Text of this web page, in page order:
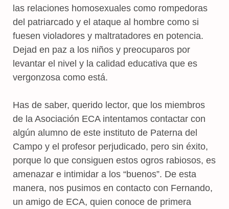
las relaciones homosexuales como rompedoras
del patriarcado y el ataque al hombre como si
fuesen violadores y maltratadores en potencia.
Dejad en paz a los niños y preocuparos por
levantar el nivel y la calidad educativa que es
vergonzosa como está.
Has de saber, querido lector, que los miembros
de la Asociación ECA intentamos contactar con
algún alumno de este instituto de Paterna del
Campo y el profesor perjudicado, pero sin éxito,
porque lo que consiguen estos ogros rabiosos, es
amenazar e intimidar a los “buenos”. De esta
manera, nos pusimos en contacto con Fernando,
un amigo de ECA, quien conoce de primera